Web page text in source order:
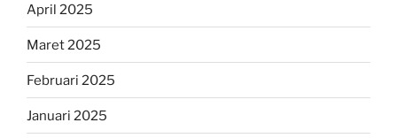
April 2025
Maret 2025
Februari 2025
Januari 2025